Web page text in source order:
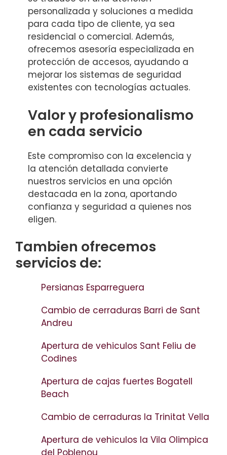
personalizada y soluciones a medida
para cada tipo de cliente, ya sea
residencial o comercial. Además,
ofrecemos asesoría especializada en
protección de accesos, ayudando a
mejorar los sistemas de seguridad
existentes con tecnologías actuales.
Valor y profesionalismo
en cada servicio
Este compromiso con la excelencia y
la atención detallada convierte
nuestros servicios en una opción
destacada en la zona, aportando
confianza y seguridad a quienes nos
eligen.
Tambien ofrecemos
servicios de:
Persianas Esparreguera
Cambio de cerraduras Barri de Sant
Andreu
Apertura de vehiculos Sant Feliu de
Codines
Apertura de cajas fuertes Bogatell
Beach
Cambio de cerraduras la Trinitat Vella
Apertura de vehiculos la Vila Olimpica